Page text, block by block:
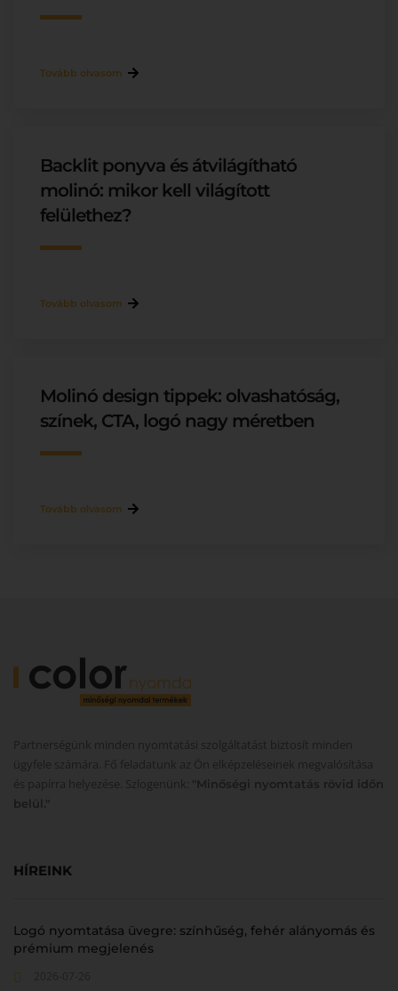
Tovább olvasom
Backlit ponyva és átvilágítható
molinó: mikor kell világított
felülethez?
Tovább olvasom
Molinó design tippek: olvashatóság,
színek, CTA, logó nagy méretben
Tovább olvasom
Partnerségünk minden nyomtatási szolgáltatást biztosít minden
ügyfele számára. Fő feladatunk az Ön elképzeléseinek megvalósítása
és papírra helyezése. Szlogenünk:
"Minőségi nyomtatás rövid időn
belül."
HÍREINK
Logó nyomtatása üvegre: színhűség, fehér alányomás és
prémium megjelenés